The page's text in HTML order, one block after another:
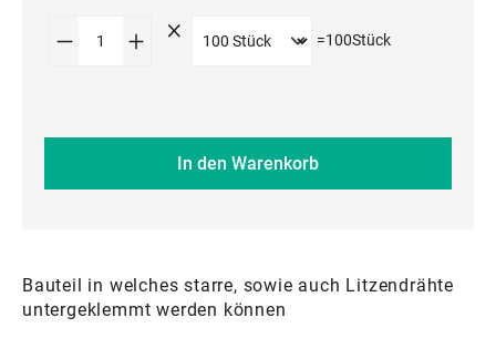
Produkt Anzahl: Gib den gewünschten
=100Stück
In den Warenkorb
Bauteil in welches starre, sowie auch Litzendrähte
untergeklemmt werden können